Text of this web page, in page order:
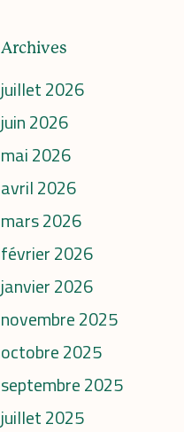
Archives
juillet 2026
juin 2026
mai 2026
avril 2026
mars 2026
février 2026
janvier 2026
novembre 2025
octobre 2025
septembre 2025
juillet 2025